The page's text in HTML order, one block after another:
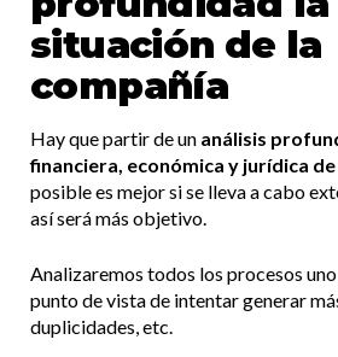
situación de la
compañía
Hay que partir de un análisis
financiera, económica y jurídica
posible es mejor si se lleva a cabo
así será más objetivo.
Analizaremos todos los procesos
punto de vista de intentar generar
duplicidades, etc.